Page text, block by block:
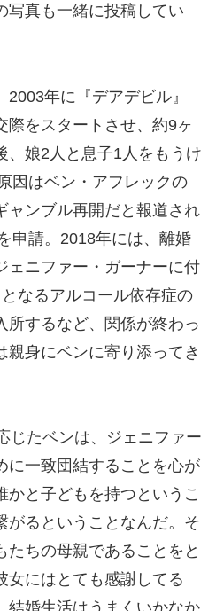
写真も一緒に投稿してい
年に『デアデビル』
際をスタートさせ、約9ヶ
、娘2人と息子1人をもうけ
因はベン・アフレックの
ャンブル再開だと報道され
申請。2018年には、離婚
ェニファー・ガーナーに付
なるアルコール依存症の
所するなど、関係が終わっ
親身にベンに寄り添ってき
じたベンは、ジェニファー
に一致団結することを心が
かと子どもを持つというこ
がるということなんだ。そ
たちの母親であることをと
女にはとても感謝してる
結婚生活はうまくいかなか